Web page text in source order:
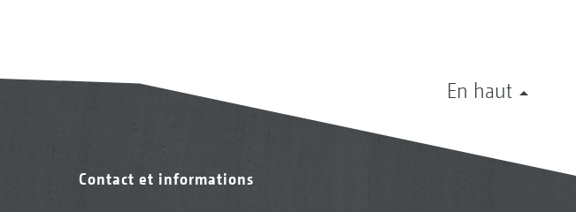
En haut
Contact et informations